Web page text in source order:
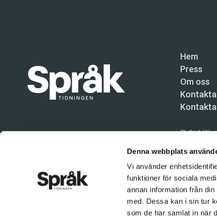
Denna webbplats
Vi använder
funktioner för sociala
annan information från
med. Dessa kan i sin tur
som de har samlat in när
Hem
Press
Om oss
Chefredaktör
Kundtjänst
Användning
tillåten.